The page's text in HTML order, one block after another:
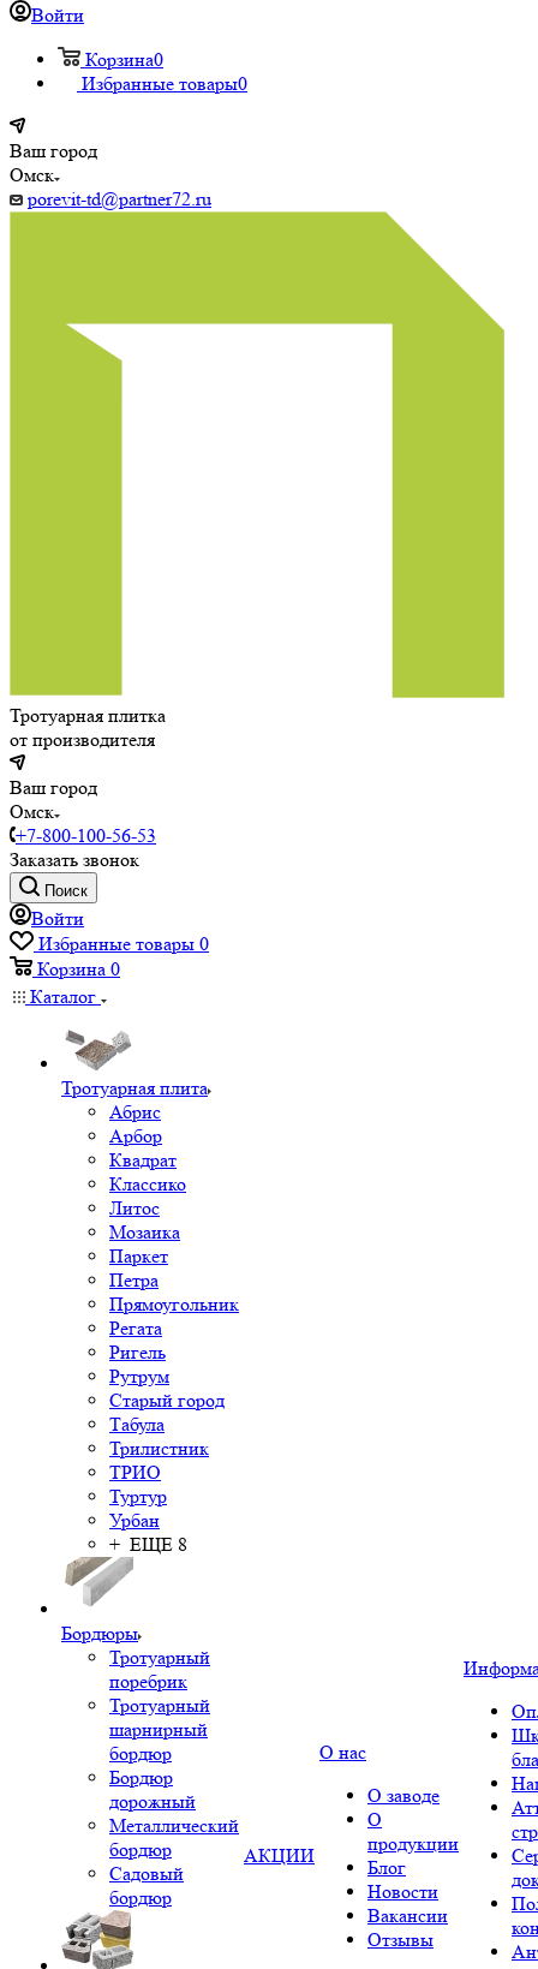
Войти
Корзина0
Избранные товары0
Ваш город
Омск
porevit-td@partner72.ru
Тротуарная плитка
от производителя
Ваш город
Омск
+7-800-100-56-53
Заказать звонок
Поиск
Войти
Избранные товары 0
Корзина 0
Каталог
Тротуарная плита
Абрис
Арбор
Квадрат
Классико
Литос
Мозаика
Паркет
Петра
Прямоугольник
Регата
Ригель
Рутрум
Старый город
Табула
Трилистник
ТРИО
Туртур
Урбан
+ ЕЩЕ 8
Бордюры
Тротуарный
поребрик
Тротуарный
шарнирный
бордюр
Бордюр
дорожный
Металлический
бордюр
Садовый
бордюр
АКЦИИ
О нас
О заводе
О
продукции
Блог
Новости
Вакансии
Отзывы